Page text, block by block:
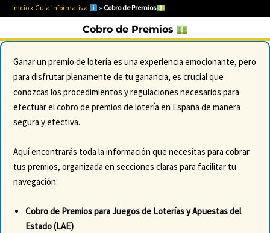
Inicio » Guía Informativa » Cobro de Premios
Cobro de Premios
Ganar un premio de lotería es una experiencia emocionante, pero
para disfrutar plenamente de tu ganancia, es crucial que
conozcas los procedimientos y regulaciones necesarios para
efectuar el cobro de premios de lotería en España de manera
segura y efectiva.
Aquí encontrarás toda la información que necesitas para cobrar
tus premios, organizada en secciones claras para facilitar tu
navegación:
Cobro de Premios para Juegos de Loterías y Apuestas del
Estado (LAE)